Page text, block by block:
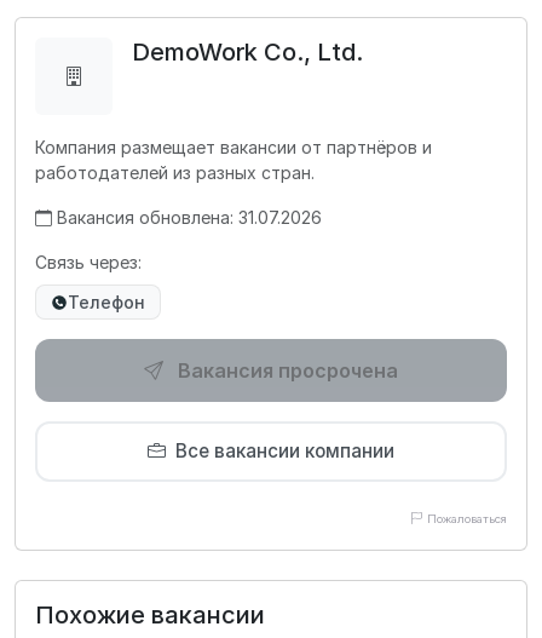
DemoWork Co., Ltd.
Компания размещает вакансии от партнёров и
работодателей из разных стран.
Вакансия обновлена: 31.07.2026
Связь через:
Телефон
Вакансия просрочена
Все вакансии компании
Пожаловаться
Похожие вакансии